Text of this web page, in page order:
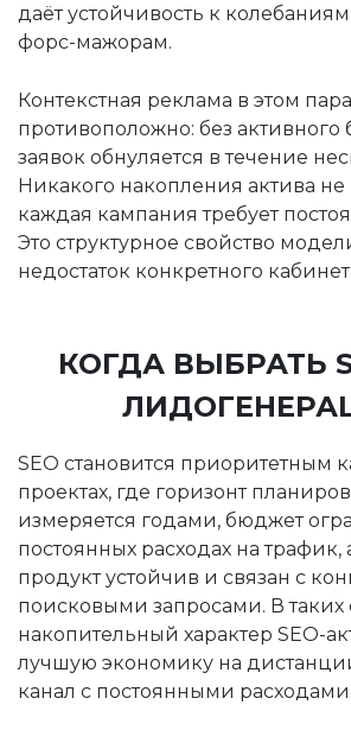
даёт устойчивость к
форс-мажорам.
Контекстная реклама в этом
противоположно: без активного
заявок обнуляется в течение
Никакого накопления актива
каждая кампания требует
Это структурное свойство
недостаток конкретного
КОГДА ВЫБРАТЬ
SEO становится приоритетным
проектах, где горизонт
измеряется годами, бюджет
постоянных расходах на трафик,
продукт устойчив и связан с
поисковыми запросами. В таких
накопительный характер SEO-
лучшую экономику на
канал с постоянными расходами.